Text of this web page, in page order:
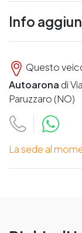
Info
Questo
Autoarona di
Paruzzaro (NO)
La sede al